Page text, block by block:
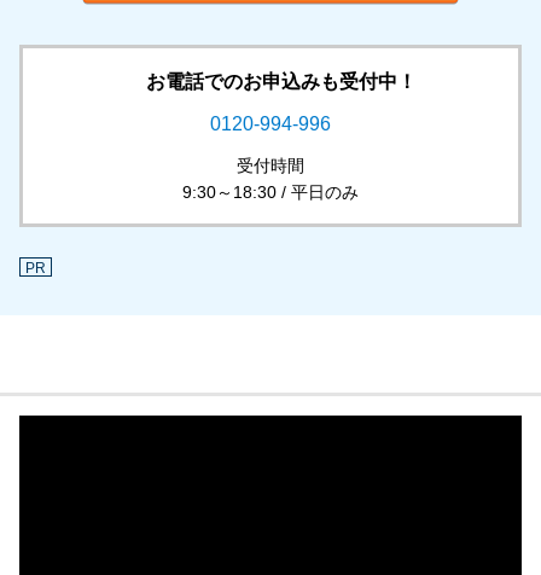
お電話でのお申込みも受付中！
0120-994-996
受付時間
9:30～18:30 / 平日のみ
PR